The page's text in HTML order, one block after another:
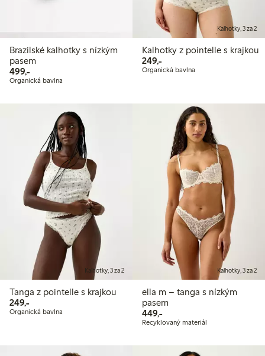
Brazilské kalhotky s nízkým
pasem
499,-499,00 Kč
Organická bavlna
Kalhotky, 3 za 2
Kalhotky z pointelle s krajkou
249,-249,00 Kč
Organická bavlna
Kalhotky, 3 za 2
Tanga z pointelle s krajkou
249,-249,00 Kč
Organická bavlna
Kalhotky, 3 za 2
ella m – tanga s nízkým
pasem
449,-449,00 Kč
Recyklovaný materiál